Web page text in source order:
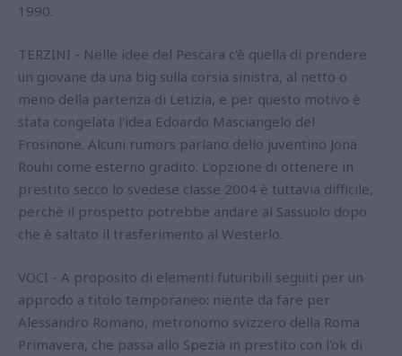
1990.
TERZINI - Nelle idee del Pescara c'è quella di prendere
un giovane da una big sulla corsia sinistra, al netto o
meno della partenza di Letizia, e per questo motivo è
stata congelata l'idea Edoardo Masciangelo del
Frosinone. Alcuni rumors parlano dello juventino Jona
Rouhi come esterno gradito. L'opzione di ottenere in
prestito secco lo svedese classe 2004 è tuttavia difficile,
perchè il prospetto potrebbe andare al Sassuolo dopo
che è saltato il trasferimento al Westerlo.
VOCI - A proposito di elementi futuribili seguiti per un
approdo a titolo temporaneo: niente da fare per
Alessandro Romano, metronomo svizzero della Roma
Primavera, che passa allo Spezia in prestito con l'ok di